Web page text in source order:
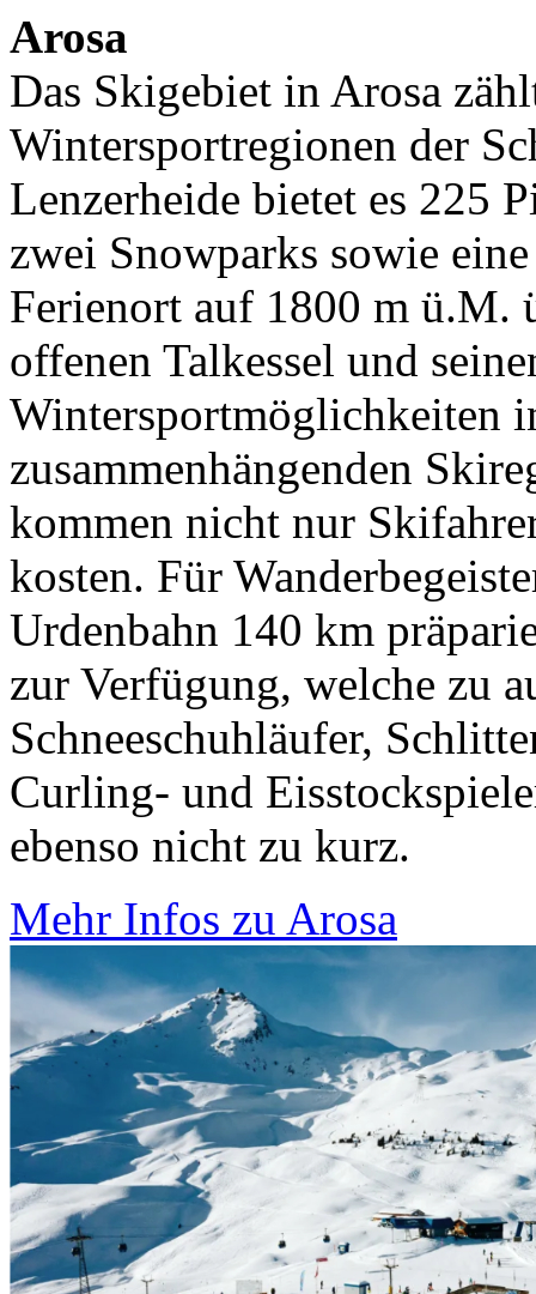
Arosa
Das Skigebiet in Arosa
Wintersportregionen der
Lenzerheide bietet es 225
zwei Snowparks sowie
Ferienort auf 1800 m ü.M.
offenen Talkessel und
Wintersportmöglichkeiten
zusammenhängenden
kommen nicht nur
kosten. Für
Urdenbahn 140 km
zur Verfügung, welche zu
Schneeschuhläufer,
Curling- und
ebenso nicht zu kurz.
Mehr Infos zu Arosa